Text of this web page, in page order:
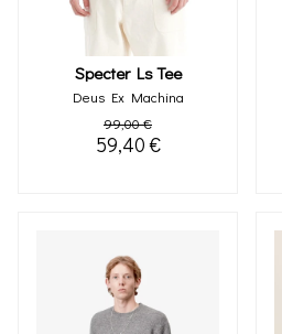
Specter Ls Tee
Deus Ex Machina
99,00 €
59,40 €